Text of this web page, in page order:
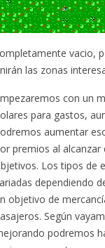
vacio,
las zonas
con un
para gastos,
aumentar
premios al alcanzar
Los tipos de
dependiendo
objetivo de
Según
podremos